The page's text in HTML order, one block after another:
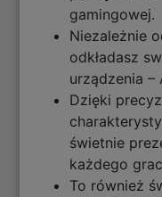
gamingowej.
Niezależnie
odkładasz
urządzenia –
Dzięki
świetnie
każdego
To również